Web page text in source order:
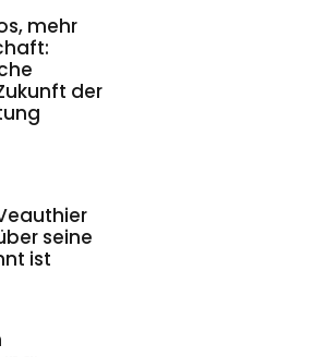
mehr
der
seine
ist